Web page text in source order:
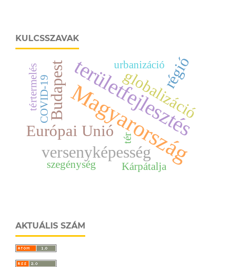
KULCSSZAVAK
Magyarország
területfejlesztés
versenyképesség
Budapest
Európai Unió
globalizáció
régió
COVID-19
urbanizáció
szegénység
tér
tértermelés
Kárpátalja
AKTUÁLIS SZÁM